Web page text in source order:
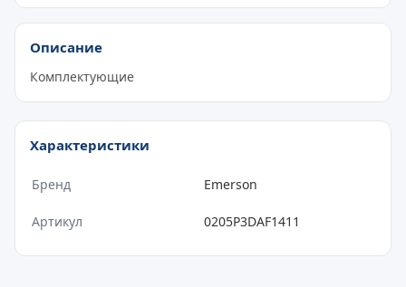
Описание
Комплектующие
Характеристики
Бренд Emerson
Артикул 0205P3DAF1411